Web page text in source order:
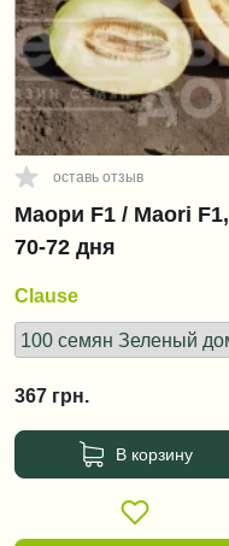
оставь отзыв
Маори F1 / Maori F1,
70-72 дня
Clause
367 грн.
В корзину